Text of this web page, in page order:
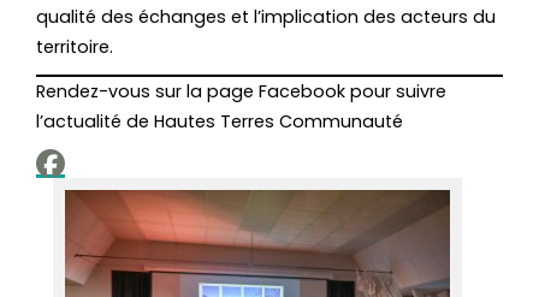
qualité des échanges et l’implication des acteurs du
territoire.
Rendez-vous sur la page Facebook pour suivre
l’actualité de Hautes Terres Communauté